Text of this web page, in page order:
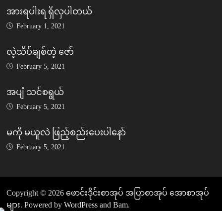
အားရပါးရ ရှိလှပါတယ်
February 1, 2021
လဲ့သိပ်ချစ်တဲ့ ဇော်
February 5, 2021
အပျံ သင်စရွယ်
February 5, 2021
မကို မယူလဲ ဖြည့်စည်းပေးပါနော်
February 5, 2021
Copyright © 2026 ဖောင်းဒိုင်းစာအုပ် အပြာစာအုပ် အောစာအုပ်
များ. Powered by WordPressand Bam.